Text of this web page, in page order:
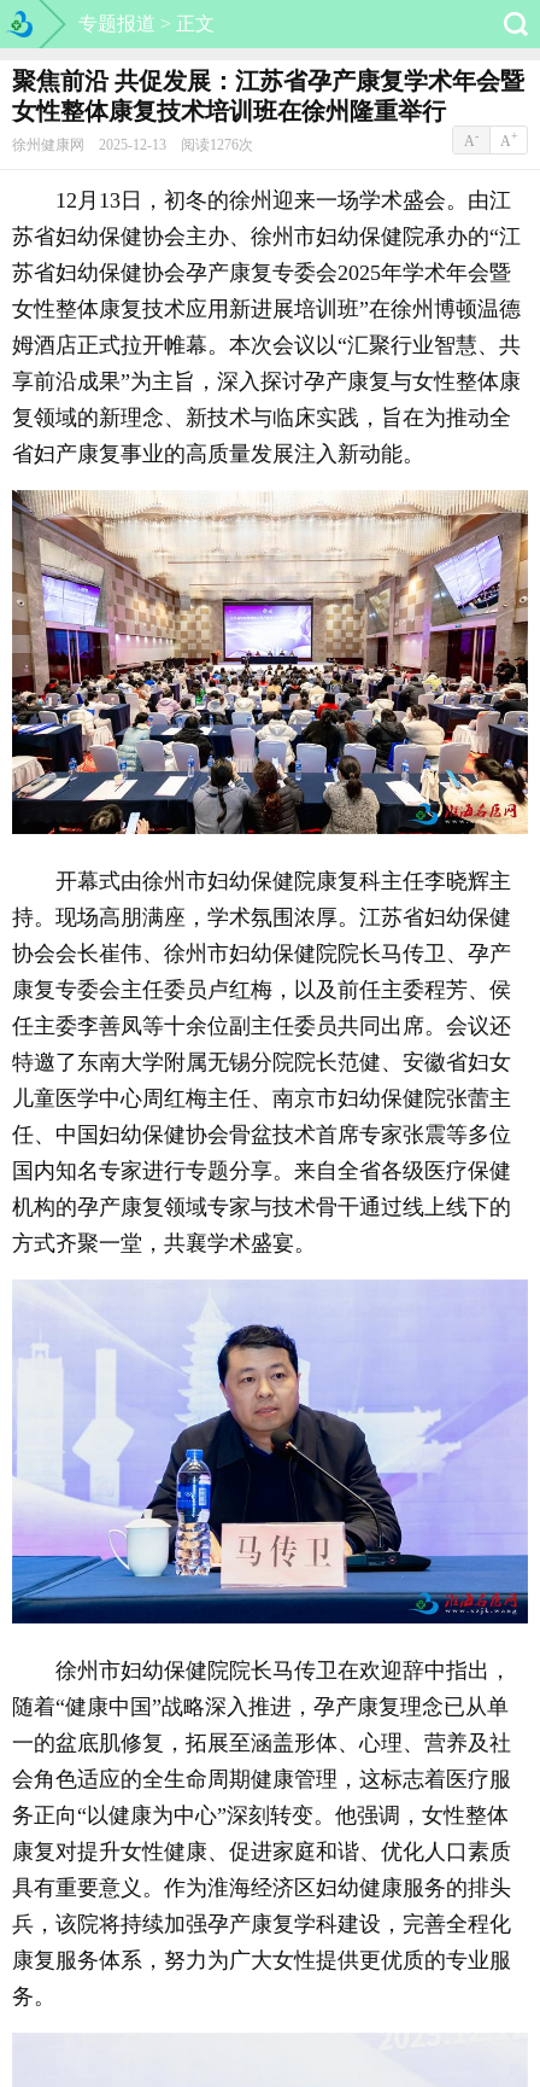
专题报道 > 正文
聚焦前沿 共促发展：江苏省孕产康复学术年会暨
女性整体康复技术培训班在徐州隆重举行
徐州健康网 2025-12-13 阅读1276次 A- A+
12月13日，初冬的徐州迎来一场学术盛会。由江
苏省妇幼保健协会主办、徐州市妇幼保健院承办的“江
苏省妇幼保健协会孕产康复专委会2025年学术年会暨
女性整体康复技术应用新进展培训班”在徐州博顿温德
姆酒店正式拉开帷幕。本次会议以“汇聚行业智慧、共
享前沿成果”为主旨，深入探讨孕产康复与女性整体康
复领域的新理念、新技术与临床实践，旨在为推动全
省妇产康复事业的高质量发展注入新动能。
开幕式由徐州市妇幼保健院康复科主任李晓辉主
持。现场高朋满座，学术氛围浓厚。江苏省妇幼保健
协会会长崔伟、徐州市妇幼保健院院长马传卫、孕产
康复专委会主任委员卢红梅，以及前任主委程芳、 侯
任主委李善凤等十余位副主任委员共同出席。会议还
特邀了东南大学附属无锡分院院长范健、安徽省妇女
儿童医学中心周红梅主任、南京市妇幼保健院张蕾主
任、中国妇幼保健协会骨盆技术首席专家张震等多位
国内知名专家进行专题分享。来自全省各级医疗保健
机构的孕产康复领域专家与技术骨干通过线上线下的
方式齐聚一堂，共襄学术盛宴。
徐州市妇幼保健院院长马传卫在欢迎辞中指出，
随着“健康中国”战略深入推进，孕产康复理念已从单
一的盆底肌修复，拓展至涵盖形体、心理、营养及社
会角色适应的全生命周期健康管理，这标志着医疗服
务正向“以健康为中心”深刻转变。他强调，女性整体
康复对提升女性健康、促进家庭和谐、优化人口素质
具有重要意义。作为淮海经济区妇幼健康服务的排头
兵，该院将持续加强孕产康复学科建设，完善全程化
康复服务体系，努力为广大女性提供更优质的专业服
务。